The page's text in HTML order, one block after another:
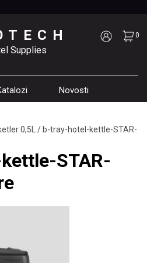
Novosti
Supplies
0
0,5L /b-tray-hotel-kettle-STAR-
STAR-